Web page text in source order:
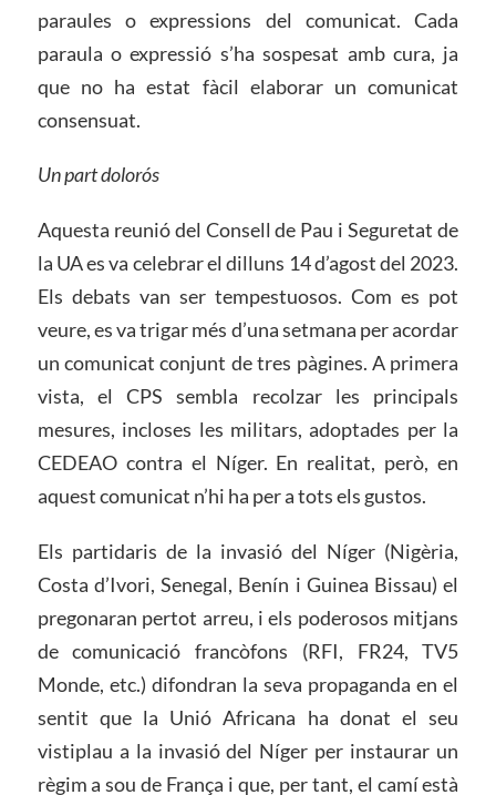
paraules o expressions del comunicat. Cada
paraula o expressió s’ha sospesat amb cura, ja
que no ha estat fàcil elaborar un comunicat
consensuat.
Un part dolorós
Aquesta reunió del Consell de Pau i Seguretat de
la UA es va celebrar el dilluns 14 d’agost del 2023.
Els debats van ser tempestuosos. Com es pot
veure, es va trigar més d’una setmana per acordar
un comunicat conjunt de tres pàgines. A primera
vista, el CPS sembla recolzar les principals
mesures, incloses les militars, adoptades per la
CEDEAO contra el Níger. En realitat, però, en
aquest comunicat n’hi ha per a tots els gustos.
Els partidaris de la invasió del Níger (Nigèria,
Costa d’Ivori, Senegal, Benín i Guinea Bissau) el
pregonaran pertot arreu, i els poderosos mitjans
de comunicació francòfons (RFI, FR24, TV5
Monde, etc.) difondran la seva propaganda en el
sentit que la Unió Africana ha donat el seu
vistiplau a la invasió del Níger per instaurar un
règim a sou de França i que, per tant, el camí està